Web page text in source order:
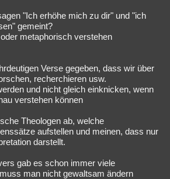
"Ich erhöhe mich zu dir" und "ich
gemeint?
metaphorisch verstehen
Verse gegeben, dass wir über
recherchieren usw.
und nicht gleich einknicken, wenn
verstehen können
Theologen ab, welche
aufstellen und meinen, dass nur
darstellt.
gab es schon immer viele
man nicht gewaltsam ändern